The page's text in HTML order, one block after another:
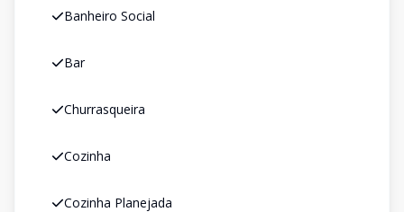
Banheiro Social
Bar
Churrasqueira
Cozinha
Cozinha Planejada